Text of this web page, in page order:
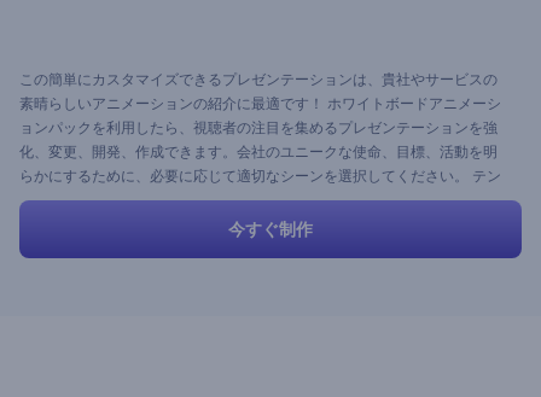
この簡単にカスタマイズできるプレゼンテーションは、貴社やサービスの
素晴らしいアニメーションの紹介に最適です！ ホワイトボードアニメーシ
ョンパックを利用したら、視聴者の注目を集めるプレゼンテーションを強
化、変更、開発、作成できます。会社のユニークな使命、目標、活動を明
らかにするために、必要に応じて適切なシーンを選択してください。 テン
プレートには、キャラクターアニメーション、様々なアイコン、背景、環
境、その他の多くのシーンが含まれています。サービス、企業、新興企業
の動画を作成するには、ぜひ既製のプリセットを試してみてください。
今すぐ制作